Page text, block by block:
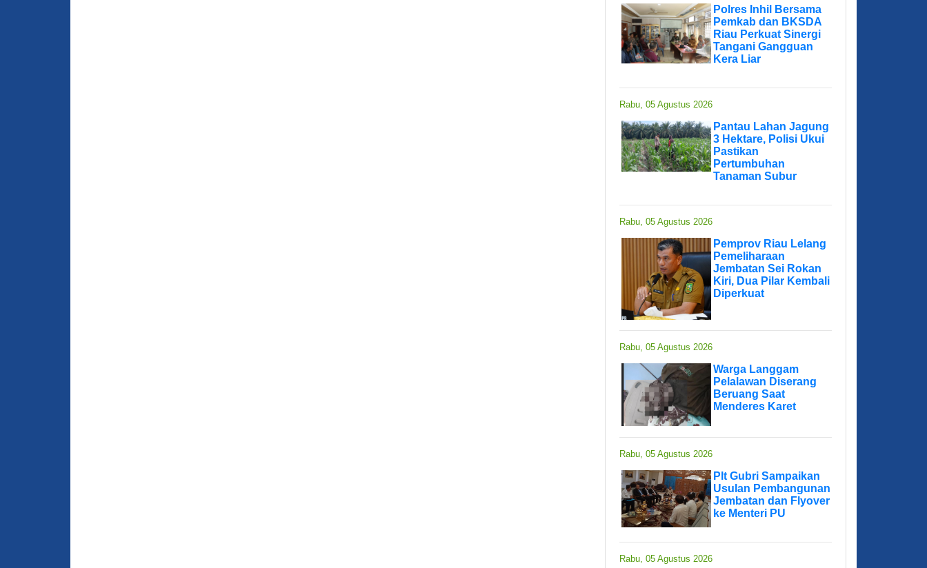
Polres Inhil Bersama
Pemkab dan BKSDA
Riau Perkuat Sinergi
Tangani Gangguan
Kera Liar
Rabu, 05 Agustus 2026
Pantau Lahan Jagung
3 Hektare, Polisi Ukui
Pastikan
Pertumbuhan
Tanaman Subur
Rabu, 05 Agustus 2026
Pemprov Riau Lelang
Pemeliharaan
Jembatan Sei Rokan
Kiri, Dua Pilar Kembali
Diperkuat
Rabu, 05 Agustus 2026
Warga Langgam
Pelalawan Diserang
Beruang Saat
Menderes Karet
Rabu, 05 Agustus 2026
Plt Gubri Sampaikan
Usulan Pembangunan
Jembatan dan Flyover
ke Menteri PU
Rabu, 05 Agustus 2026